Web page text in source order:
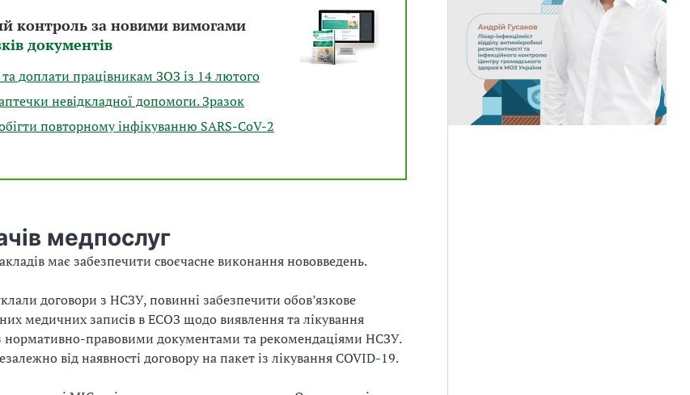
контроль за новими вимогами
документів
та доплати працівникам ЗОЗ із 14 лютого
невідкладної допомоги. Зразок
повторному інфікуванню SARS-CoV-2
медпослуг
має забезпечити своєчасне виконання нововведень.
договори з НСЗУ, повинні забезпечити обов’язкове
медичних записів в ЕСОЗ щодо виявлення та лікування
нормативно-правовими документами та рекомендаціями НСЗУ.
від наявності договору на пакет із лікування COVID-19.